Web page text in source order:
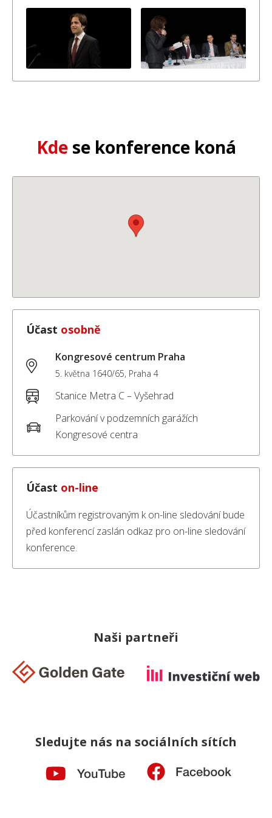
Kdese konference koná
Účast osobně
Kongresové centrum Praha
5. května 1640/65, Praha 4
Stanice Metra C – Vyšehrad
Parkování v podzemních garážích
Kongresové centra
Účast on-line
Účastníkům registrovaným k on-line sledování bude
před konferencí zaslán odkaz pro on-line sledování
konference.
Naši partneři
Sledujte nás na sociálních sítích